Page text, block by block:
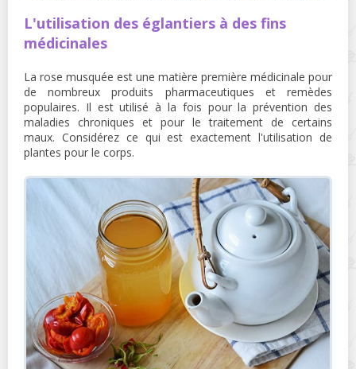
L'utilisation des églantiers à des fins
médicinales
La rose musquée est une matière première médicinale pour
de nombreux produits pharmaceutiques et remèdes
populaires. Il est utilisé à la fois pour la prévention des
maladies chroniques et pour le traitement de certains
maux. Considérez ce qui est exactement l'utilisation de
plantes pour le corps.